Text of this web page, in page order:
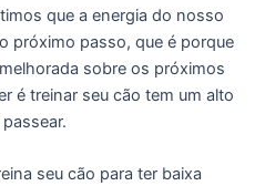
que a energia do nosso
próximo passo, que é porque
sobre os próximos
é treinar seu cão tem um alto
seu cão para ter baixa